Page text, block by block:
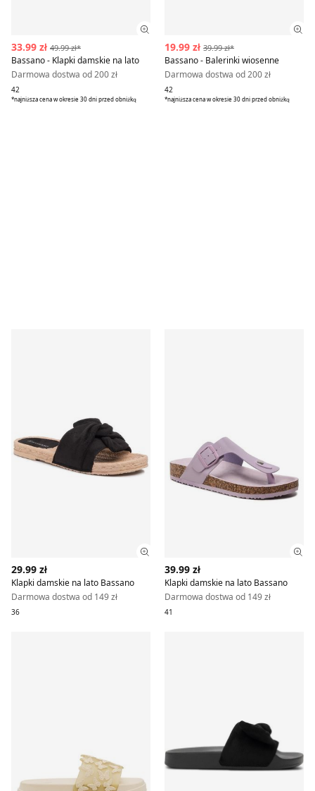
Zobacz szczegóły produktu
33.99 zł 49.99 zł*
Bassano - Klapki damskie na lato
Darmowa dostwa od 200 zł
42
*najniższa cena w okresie 30 dni przed obniżką
19.99 zł 39.99 zł*
Bassano - Balerinki wiosenne
Darmowa dostwa od 200 zł
42
*najniższa cena w okresie 30 dni przed obniżką
Zobacz szczegóły produktu
29.99 zł
Klapki damskie na lato Bassano
Darmowa dostwa od 149 zł
36
39.99 zł
Klapki damskie na lato Bassano
Darmowa dostwa od 149 zł
41